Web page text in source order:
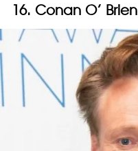
16. Conan O’ Brien